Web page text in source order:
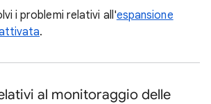
i problemi relativi all'espansione
.
al monitoraggio delle